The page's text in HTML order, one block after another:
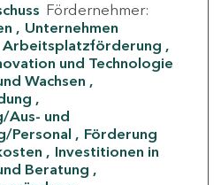
Fördernehmer:
Unternehmen
Arbeitsplatzförderung
und Technologie
Wachsen
Aus- und
Personal
Förderung
Investitionen in
Beratung